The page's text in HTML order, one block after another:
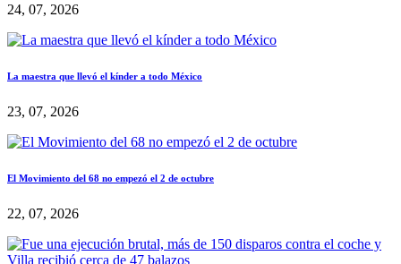
24, 07, 2026
La maestra que llevó el kínder a todo México
23, 07, 2026
El Movimiento del 68 no empezó el 2 de octubre
22, 07, 2026